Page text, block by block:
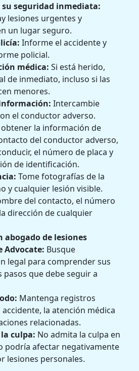
su seguridad inmediata:
lesiones urgentes y
un lugar seguro.
Informe el accidente y
policial.
médica: Si está herido,
de inmediato, incluso si las
menores.
Intercambie
el conductor adverso.
la información de
del conductor adverso,
el número de placa y
de identificación.
Tome fotografías de la
y cualquier lesión visible.
del contacto, el número
dirección de cualquier
abogado de lesiones
Advocate: Busque
legal para comprender sus
pasos que debe seguir a
Mantenga registros
la atención médica
relacionadas.
culpa: No admita la culpa en
podría afectar negativamente
lesiones personales.